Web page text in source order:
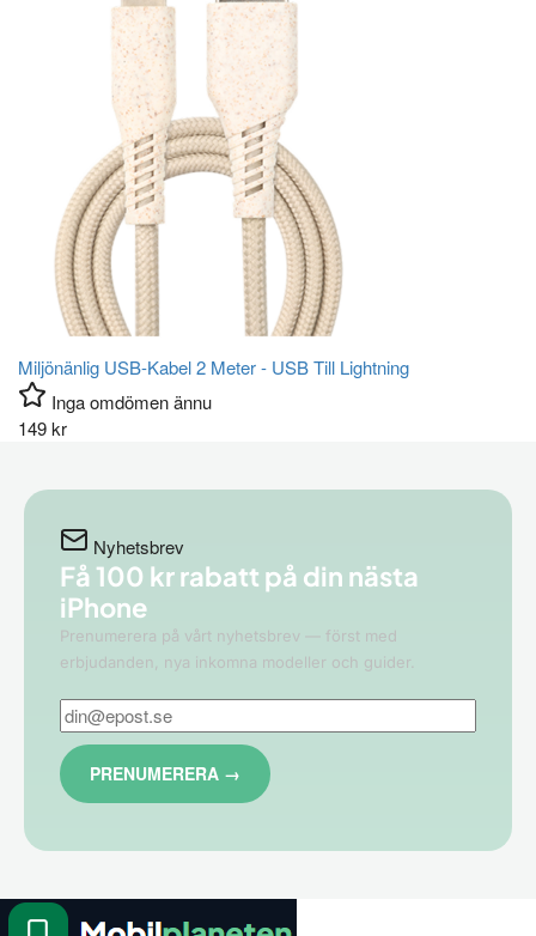
Miljönänlig USB-Kabel 2 Meter - USB Till Lightning
Inga omdömen ännu
149kr
Nyhetsbrev
Få 100 kr rabatt på din nästa
iPhone
Prenumerera på vårt nyhetsbrev — först med
erbjudanden, nya inkomna modeller och guider.